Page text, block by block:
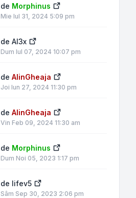
de Morphinus
Mie Iul 31, 2024 5:09 pm
de Al3x
Dum Iul 07, 2024 10:07 pm
de AlinGheaja
Joi Iun 27, 2024 11:30 pm
de AlinGheaja
Vin Feb 09, 2024 11:30 am
de Morphinus
Dum Noi 05, 2023 1:17 pm
de lifev5
Sâm Sep 30, 2023 2:06 pm